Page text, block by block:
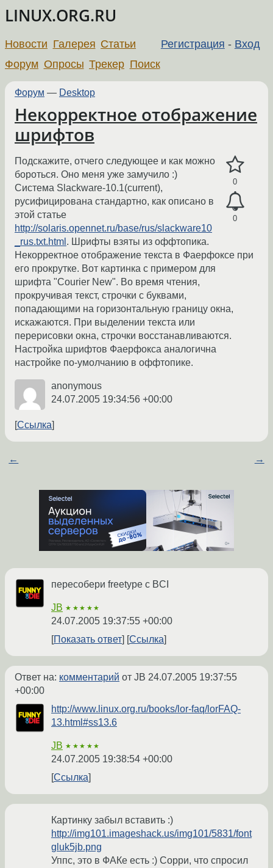
LINUX.ORG.RU
Регистрация - Вход
Новости Галерея Статьи
Форум Опросы Трекер Поиск
Форум — Desktop
Некорректное отображение
шрифтов
0
0
Подскажите, отчего следующее и как можно
бороться. Оно меня уже замучило :)
Система Slackware-10.1(current),
русифицирована стандартно, как описано в
этой статье
http://solaris.opennet.ru/base/rus/slackware10
_rus.txt.html . Шрифты взяты из оффтопика.
Некорректное отображение текста в Фаерфоксе при
его прокрутке. Вот картинка с примером для
шрифта "Courier New". Во время чтения,
прокручивая текст, строчки с буквами,
попадающими на горизонтальную границу окна,
искажаются. При выделении текста или
перерисовки окна, строчки восстанавливаются.
Настройка шрифтов Фаерфокса аналогична
настройке по-умолчанию в оффтопике.
anonymous
24.07.2005 19:34:56 +00:00
Ссылка
← →
пересобери freetype c BCI
JB ★★★★★
24.07.2005 19:37:55 +00:00
Показать ответ
Ссылка
Ответ на: комментарий от JB 24.07.2005 19:37:55
+00:00
http://www.linux.org.ru/books/lor-faq/lorFAQ-
13.html#ss13.6
JB ★★★★★
24.07.2005 19:38:54 +00:00
Ссылка
Картинку забыл вставить :)
http://img101.imageshack.us/img101/5831/font
gluk5jb.png
Уппс, это в ФАКе есть :) Сорри, что спросил